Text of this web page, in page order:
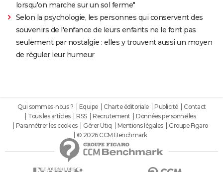
lorsqu'on marche sur un sol ferme"
Selon la psychologie, les personnes qui conservent des
souvenirs de l'enfance de leurs enfants ne le font pas
seulement par nostalgie : elles y trouvent aussi un moyen
de réguler leur humeur
Qui sommes-nous ? Equipe Charte éditoriale Publicité
Contact
Tous les articles
RSS Recrutement
Données personnelles
Paramétrer les cookies
Gérer Utiq Mentions légales
Groupe Figaro
© 2026 CCM Benchmark